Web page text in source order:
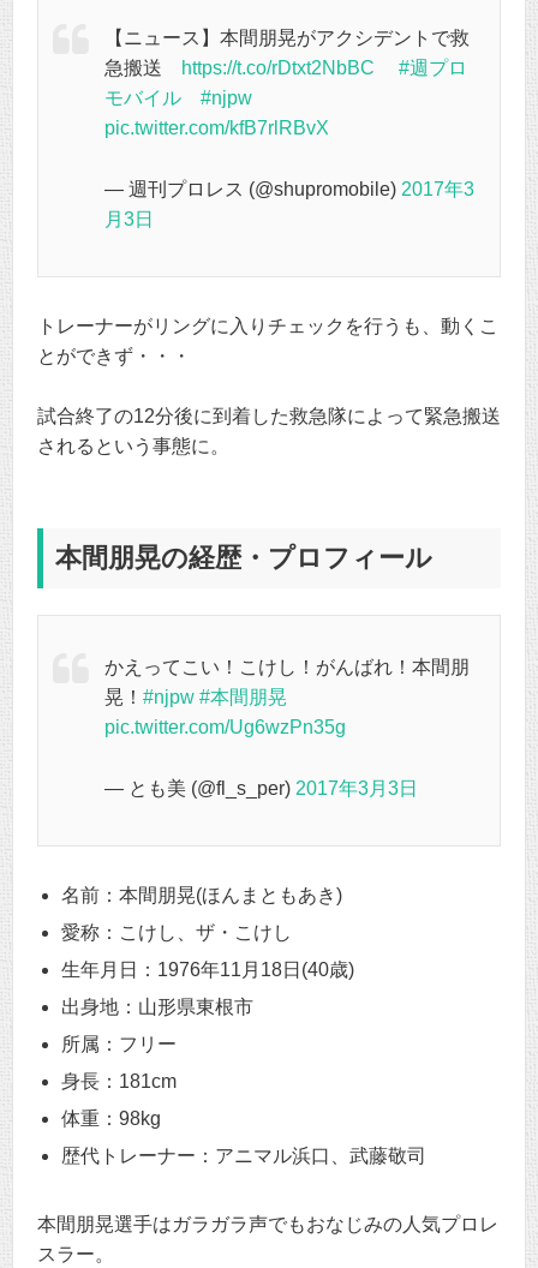
【ニュース】本間朋晃がアクシデントで救
急搬送
https://t.co/rDtxt2NbBC
#週プロ
モバイル
#njpw
pic.twitter.com/kfB7rlRBvX
— 週刊プロレス (@shupromobile) 2017年3
月3日
トレーナーがリングに入りチェックを行うも、動くこ
とができず・・・
試合終了の12分後に到着した救急隊によって緊急搬送
されるという事態に。
本間朋晃の経歴・プロフィール
かえってこい！こけし！がんばれ！本間朋
晃！ #njpw #本間朋晃
pic.twitter.com/Ug6wzPn35g
— とも美 (@fl_s_per) 2017年3月3日
名前：本間朋晃(ほんまともあき)
愛称：こけし、ザ・こけし
生年月日：1976年11月18日(40歳)
出身地：山形県東根市
所属：フリー
身長：181cm
体重：98kg
歴代トレーナー：アニマル浜口、武藤敬司
本間朋晃選手はガラガラ声でもおなじみの人気プロレ
スラー。